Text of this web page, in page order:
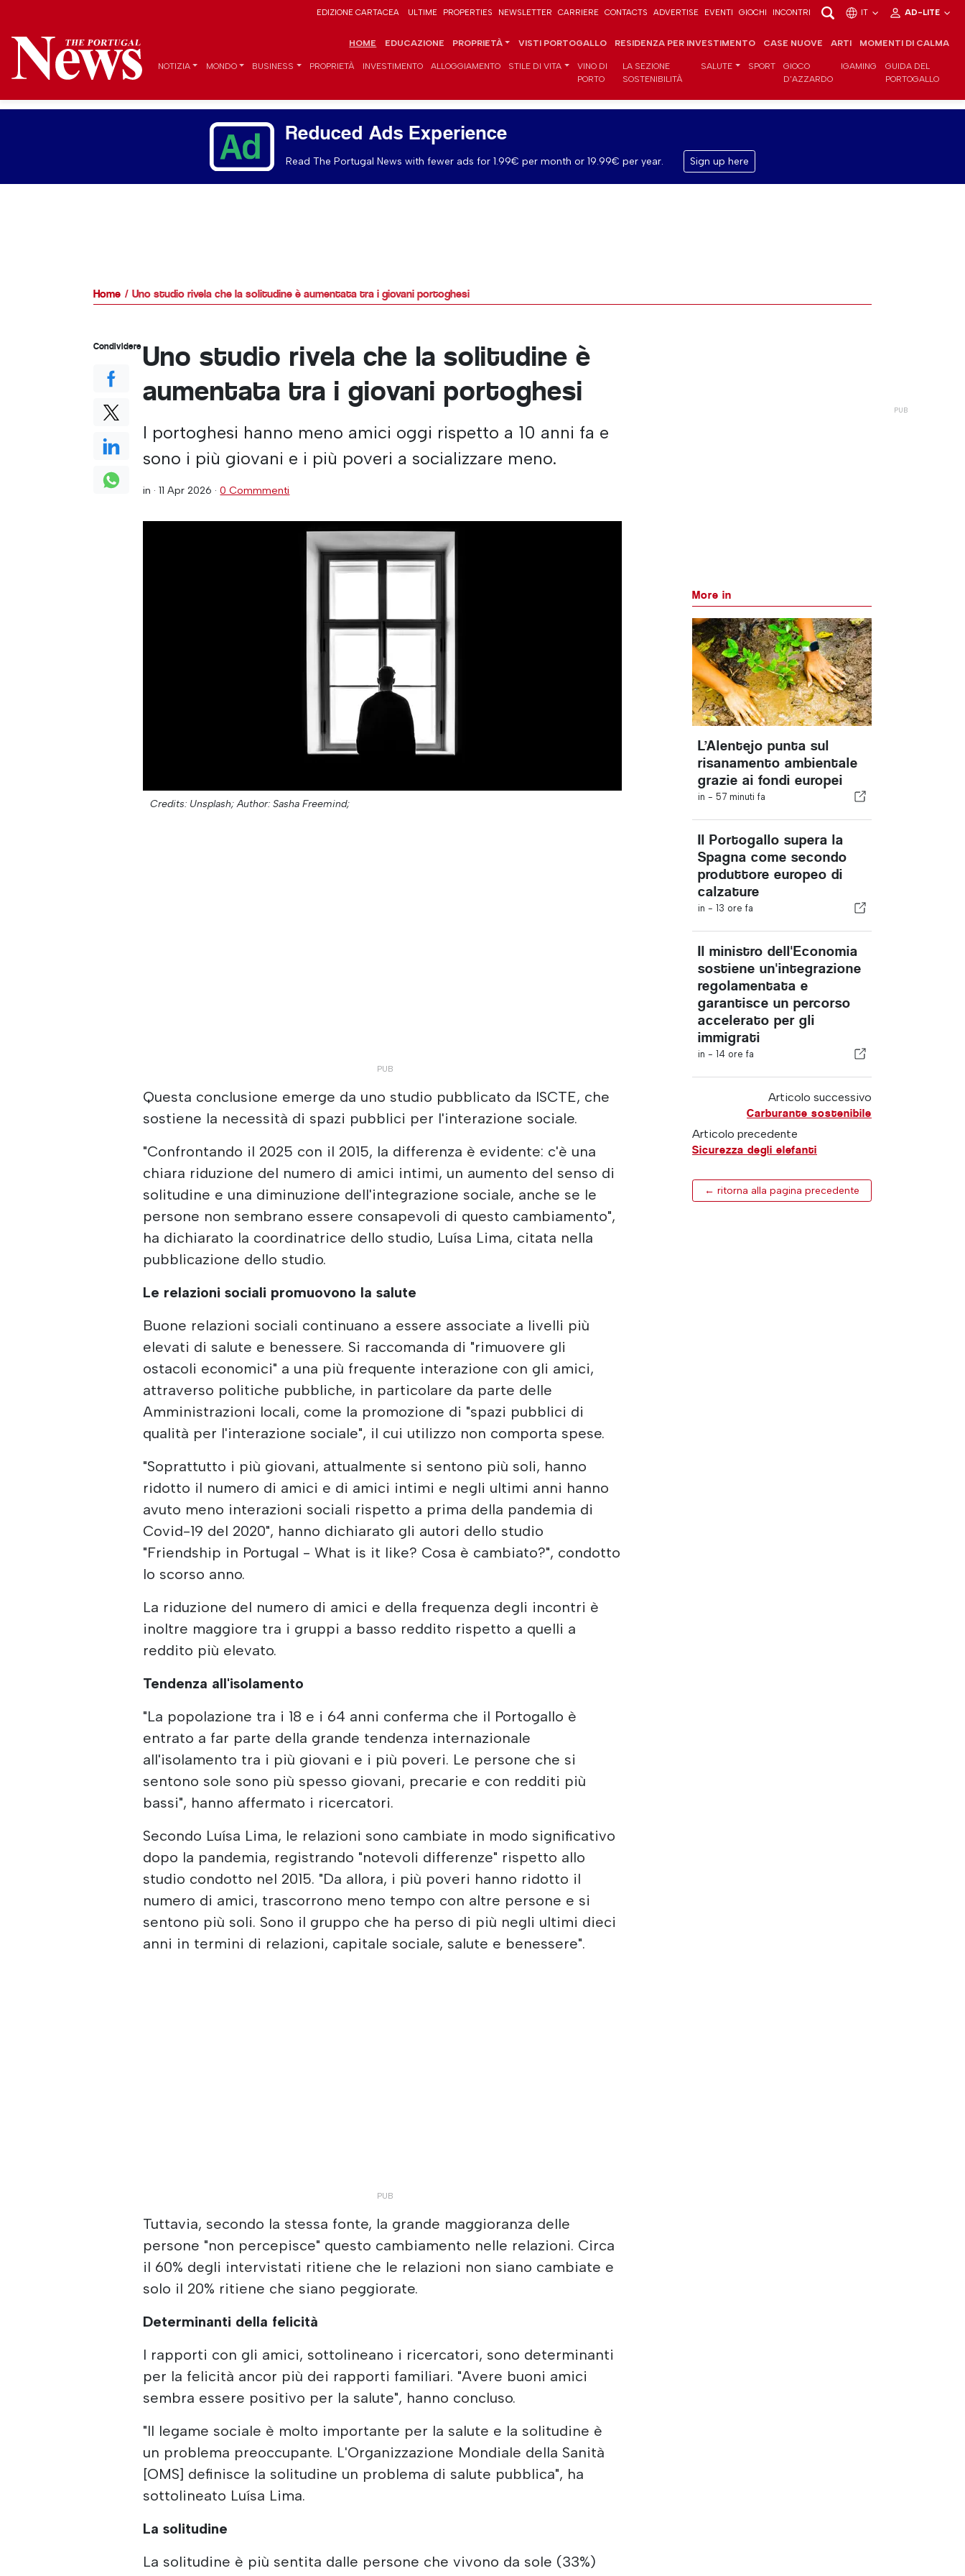
EDIZIONE CARTACEA ULTIME PROPERTIES NEWSLETTER CARRIERE CONTACTS ADVERTISE EVENTI GIOCHI INCONTRI IT AD-LITE
HOME EDUCAZIONE PROPRIETÀ VISTI PORTOGALLO RESIDENZA PER INVESTIMENTO CASE NUOVE ARTI MOMENTI DI CALMA
NOTIZIA MONDO BUSINESS PROPRIETÀ INVESTIMENTO ALLOGGIAMENTO STILE DI VITA
VINO DI
PORTO
LA SEZIONE
SOSTENIBILITÀ
SALUTE SPORT
GIOCO
D'AZZARDO
IGAMING
GUIDA DEL
PORTOGALLO
Reduced Ads Experience
Read The Portugal News with fewer ads for 1.99€ per month or 19.99€ per year. Sign up here
Home Uno studio rivela che la solitudine è aumentata tra i giovani portoghesi
Uno studio rivela che la solitudine è
aumentata tra i giovani portoghesi
I portoghesi hanno meno amici oggi rispetto a 10 anni fa e
sono i più giovani e i più poveri a socializzare meno.
in ·11 Apr 2026 ·0 Commmenti
Credits: Unsplash; Author: Sasha Freemind;
Questa conclusione emerge da uno studio pubblicato da ISCTE, che
sostiene la necessità di spazi pubblici per l'interazione sociale.
"Confrontando il 2025 con il 2015, la differenza è evidente: c'è una
chiara riduzione del numero di amici intimi, un aumento del senso di
solitudine e una diminuzione dell'integrazione sociale, anche se le
persone non sembrano essere consapevoli di questo cambiamento",
ha dichiarato la coordinatrice dello studio, Luísa Lima, citata nella
pubblicazione dello studio.
Le relazioni sociali promuovono la salute
Buone relazioni sociali continuano a essere associate a livelli più
elevati di salute e benessere. Si raccomanda di "rimuovere gli
ostacoli economici" a una più frequente interazione con gli amici,
attraverso politiche pubbliche, in particolare da parte delle
Amministrazioni locali, come la promozione di "spazi pubblici di
qualità per l'interazione sociale", il cui utilizzo non comporta spese.
"Soprattutto i più giovani, attualmente si sentono più soli, hanno
ridotto il numero di amici e di amici intimi e negli ultimi anni hanno
avuto meno interazioni sociali rispetto a prima della pandemia di
Covid-19 del 2020", hanno dichiarato gli autori dello studio
"Friendship in Portugal - What is it like? Cosa è cambiato?", condotto
lo scorso anno.
La riduzione del numero di amici e della frequenza degli incontri è
inoltre maggiore tra i gruppi a basso reddito rispetto a quelli a
reddito più elevato.
Tendenza all'isolamento
"La popolazione tra i 18 e i 64 anni conferma che il Portogallo è
entrato a far parte della grande tendenza internazionale
all'isolamento tra i più giovani e i più poveri. Le persone che si
sentono sole sono più spesso giovani, precarie e con redditi più
bassi", hanno affermato i ricercatori.
Secondo Luísa Lima, le relazioni sono cambiate in modo significativo
dopo la pandemia, registrando "notevoli differenze" rispetto allo
studio condotto nel 2015. "Da allora, i più poveri hanno ridotto il
numero di amici, trascorrono meno tempo con altre persone e si
sentono più soli. Sono il gruppo che ha perso di più negli ultimi dieci
anni in termini di relazioni, capitale sociale, salute e benessere".
Tuttavia, secondo la stessa fonte, la grande maggioranza delle
persone "non percepisce" questo cambiamento nelle relazioni. Circa
il 60% degli intervistati ritiene che le relazioni non siano cambiate e
solo il 20% ritiene che siano peggiorate.
Determinanti della felicità
I rapporti con gli amici, sottolineano i ricercatori, sono determinanti
per la felicità ancor più dei rapporti familiari. "Avere buoni amici
sembra essere positivo per la salute", hanno concluso.
"Il legame sociale è molto importante per la salute e la solitudine è
un problema preoccupante. L'Organizzazione Mondiale della Sanità
[OMS] definisce la solitudine un problema di salute pubblica", ha
sottolineato Luísa Lima.
La solitudine
La solitudine è più sentita dalle persone che vivono da sole (33%)
Condividere
More in
L’Alentejo punta sul
risanamento ambientale
grazie ai fondi europei
in - 57 minuti fa
Il Portogallo supera la
Spagna come secondo
produttore europeo di
calzature
in - 13 ore fa
Il ministro dell'Economia
sostiene un'integrazione
regolamentata e
garantisce un percorso
accelerato per gli
immigrati
in - 14 ore fa
Articolo successivo
Carburante sostenibile
Articolo precedente
Sicurezza degli elefanti
← ritorna alla pagina precedente